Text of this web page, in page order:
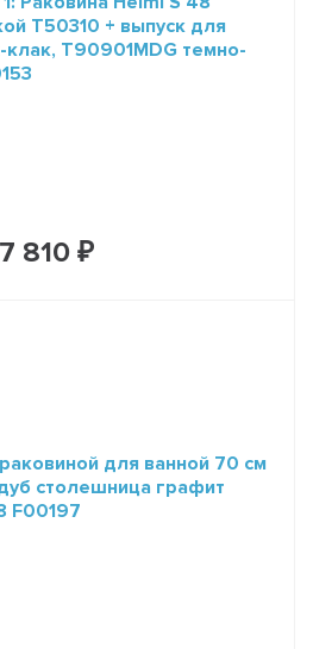
T50310 + выпуск для
клак, T90901MDG темно-
7 810 ₽
для ванной 70 см
столешница графит
F00197